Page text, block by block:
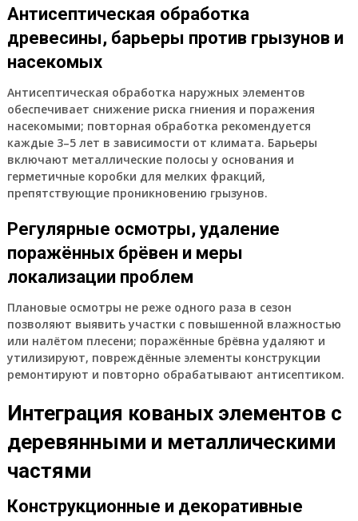
Антисептическая обработка
древесины, барьеры против грызунов и
насекомых
Антисептическая обработка наружных элементов
обеспечивает снижение риска гниения и поражения
насекомыми; повторная обработка рекомендуется
каждые 3–5 лет в зависимости от климата. Барьеры
включают металлические полосы у основания и
герметичные коробки для мелких фракций,
препятствующие проникновению грызунов.
Регулярные осмотры, удаление
поражённых брёвен и меры
локализации проблем
Плановые осмотры не реже одного раза в сезон
позволяют выявить участки с повышенной влажностью
или налётом плесени; поражённые брёвна удаляют и
утилизируют, повреждённые элементы конструкции
ремонтируют и повторно обрабатывают антисептиком.
Интеграция кованых элементов с
деревянными и металлическими
частями
Конструкционные и декоративные